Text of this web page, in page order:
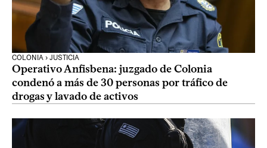
COLONIA › JUSTICIA
Operativo Anfisbena: juzgado de Colonia
condenó a más de 30 personas por tráfico de
drogas y lavado de activos